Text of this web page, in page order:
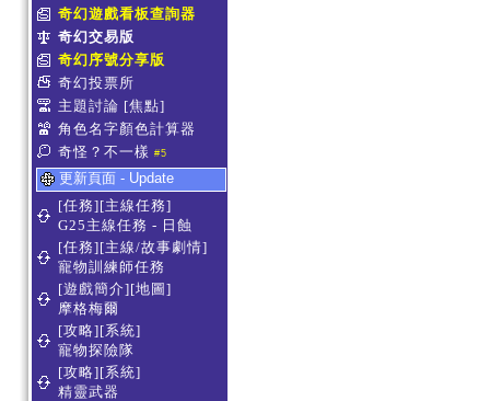
奇幻遊戲看板查詢器
奇幻交易版
奇幻序號分享版
奇幻投票所
主題討論 [焦點]
角色名字顏色計算器
奇怪？不一樣 #5
更新頁面 - Update
[任務][主線任務]
G25主線任務 - 日蝕
[任務][主線/故事劇情]
寵物訓練師任務
[遊戲簡介][地圖]
摩格梅爾
[攻略][系統]
寵物探險隊
[攻略][系統]
精靈武器